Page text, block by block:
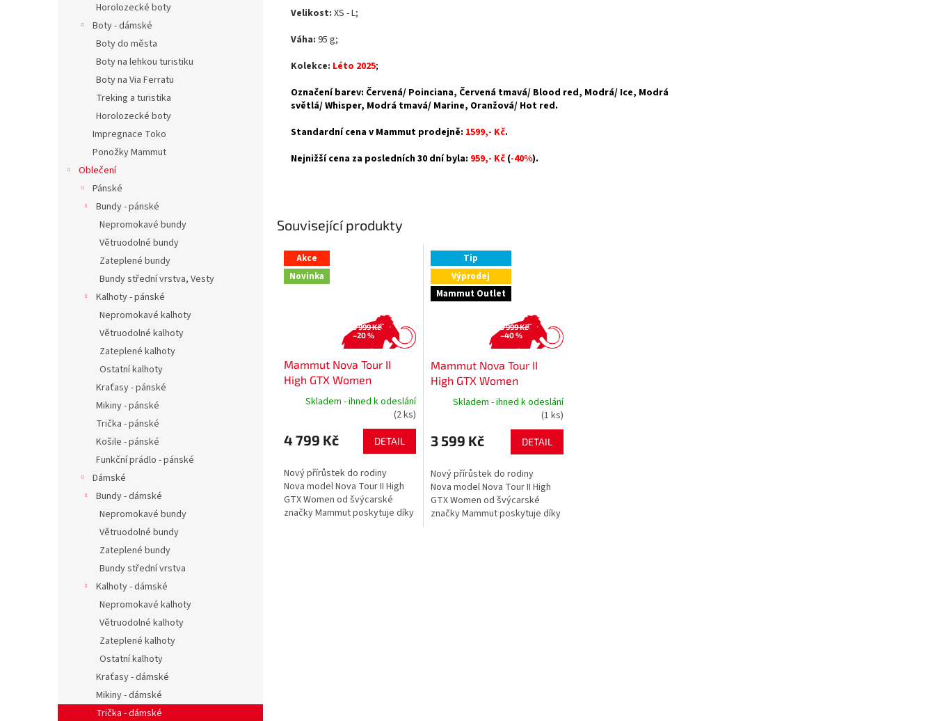
Horolozecké boty
Boty - dámské
Boty do města
Boty na lehkou turistiku
Boty na Via Ferratu
Treking a turistika
Horolozecké boty
Impregnace Toko
Ponožky Mammut
Oblečení
Pánské
Bundy - pánské
Nepromokavé bundy
Větruodolné bundy
Zateplené bundy
Bundy střední vrstva, Vesty
Kalhoty - pánské
Nepromokavé kalhoty
Větruodolné kalhoty
Zateplené kalhoty
Ostatní kalhoty
Kraťasy - pánské
Mikiny - pánské
Trička - pánské
Košile - pánské
Funkční prádlo - pánské
Dámské
Bundy - dámské
Nepromokavé bundy
Větruodolné bundy
Zateplené bundy
Bundy střední vrstva
Kalhoty - dámské
Nepromokavé kalhoty
Větruodolné kalhoty
Zateplené kalhoty
Ostatní kalhoty
Kraťasy - dámské
Mikiny - dámské
Trička - dámské
Související produkty
Akce
Novinka
5 999 Kč
–20 %
Mammut Nova Tour II
High GTX Women
Skladem - ihned k odeslání
(2 ks)
4 799 Kč DETAIL
Nový přírůstek do rodiny
Nova model Nova Tour II High
GTX Women od švýcarské
značky Mammut poskytuje díky
Tip
Výprodej
Mammut Outlet
5 999 Kč
–40 %
Mammut Nova Tour II
High GTX Women
Skladem - ihned k odeslání
(1 ks)
3 599 Kč DETAIL
Nový přírůstek do rodiny
Nova model Nova Tour II High
GTX Women od švýcarské
značky Mammut poskytuje díky
Velikost: XS - L;
Váha: 95 g;
Kolekce: Léto 2025;
Označení barev: Červená/ Poinciana, Červená tmavá/ Blood red, Modrá/ Ice, Modrá
světlá/ Whisper, Modrá tmavá/ Marine, Oranžová/ Hot red.
Standardní cena v Mammut prodejně: 1599,- Kč.
Nejnižší cena za posledních 30 dní byla: 959,- Kč (-40%).